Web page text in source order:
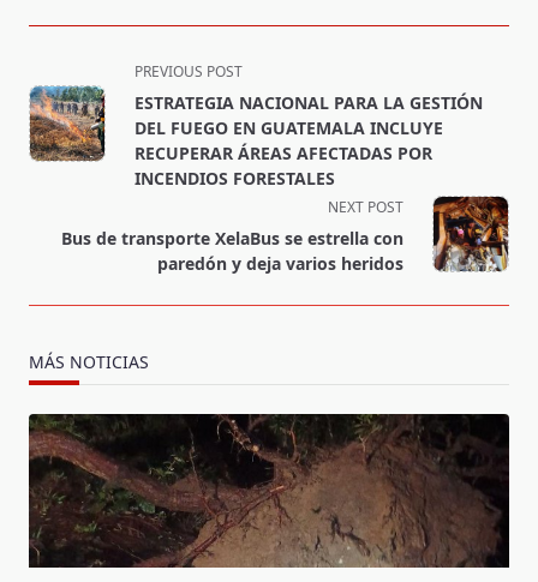
class="nav-
subtitle
screen-
PREVIOUS POST
ESTRATEGIA NACIONAL PARA LA GESTIÓN
DEL FUEGO EN GUATEMALA INCLUYE
RECUPERAR ÁREAS AFECTADAS POR
INCENDIOS FORESTALES
NEXT POST
Bus de transporte XelaBus se estrella con
paredón y deja varios heridos
MÁS NOTICIAS